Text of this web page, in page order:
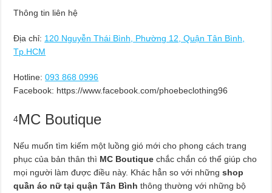
Thông tin liên hệ
Địa chỉ: 120 Nguyễn Thái Bình, Phường 12, Quận Tân Bình,
Tp.HCM
Hotline: 093 868 0996
Facebook: https://www.facebook.com/phoebeclothing96
4MC Boutique
Nếu muốn tìm kiếm một luồng gió mới cho phong cách trang
phục của bản thân thì MC Boutique chắc chắn có thể giúp cho
mọi người làm được điều này. Khác hẳn so với nhữngshop
quần áo nữ tại quận Tân Bình thông thường với những bộ